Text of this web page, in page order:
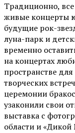
Традиционно,
живые концерты
будущие рок-
луна-парк и
временно
на концертах
пространстве
творческих
церемонии
узаконили свои
выставка с
области и